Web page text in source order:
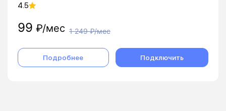
4.5
99 ₽/мес 1 249₽/мес
Подробнее Подключить